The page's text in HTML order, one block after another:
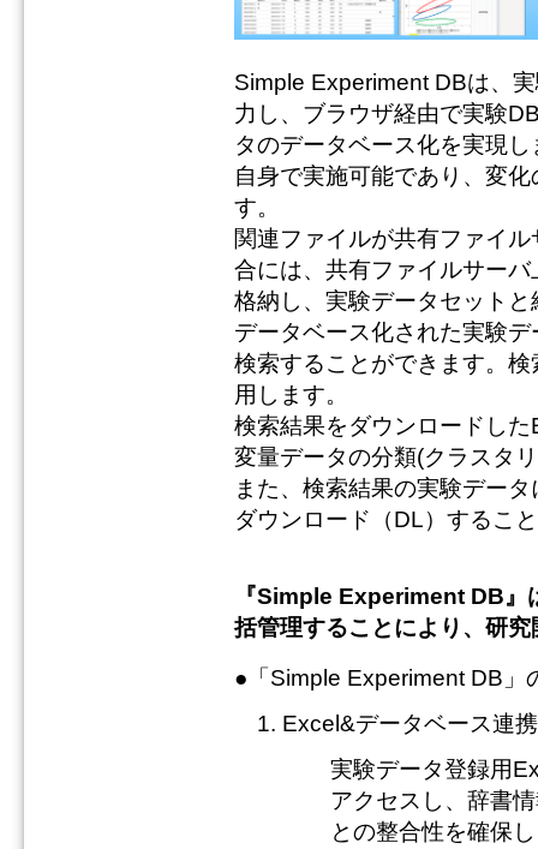
Simple Experiment DBは、
力し、ブラウザ経由で実験
タのデータベース化を実現
自身で実施可能であり、変
す。
関連ファイルが共有ファイ
合には、共有ファイルサー
格納し、実験データセット
データベース化された実験
検索することができます。
用します。
検索結果をダウンロードし
変量データの分類(クラスタ
また、検索結果の実験デー
ダウンロード（DL）するこ
『Simple Experiment DB』
括管理することにより、研
●「Simple Experiment DB」
Excel&データベース連
実験データ登録用
アクセスし、辞書
との整合性を確保